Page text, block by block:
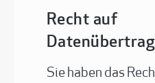
Recht auf
Sie haben das